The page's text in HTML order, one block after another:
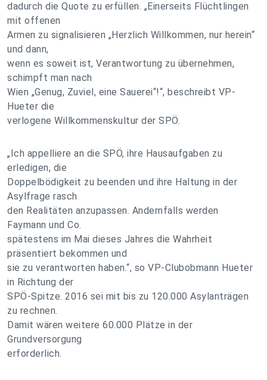
dadurch die Quote zu erfüllen. „Einerseits Flüchtlingen
mit offenen
Armen zu signalisieren „Herzlich Willkommen, nur herein“
und dann,
wenn es soweit ist, Verantwortung zu übernehmen,
schimpft man nach
Wien „Genug, Zuviel, eine Sauerei“!“, beschreibt VP-
Hueter die
verlogene Willkommenskultur der SPÖ.
„Ich appelliere an die SPÖ, ihre Hausaufgaben zu
erledigen, die
Doppelbödigkeit zu beenden und ihre Haltung in der
Asylfrage rasch
den Realitäten anzupassen. Andernfalls werden
Faymann und Co.
spätestens im Mai dieses Jahres die Wahrheit
präsentiert bekommen und
sie zu verantworten haben.“, so VP-Clubobmann Hueter
in Richtung der
SPÖ-Spitze. 2016 sei mit bis zu 120.000 Asylanträgen
zu rechnen.
Damit wären weitere 60.000 Plätze in der
Grundversorgung
erforderlich.